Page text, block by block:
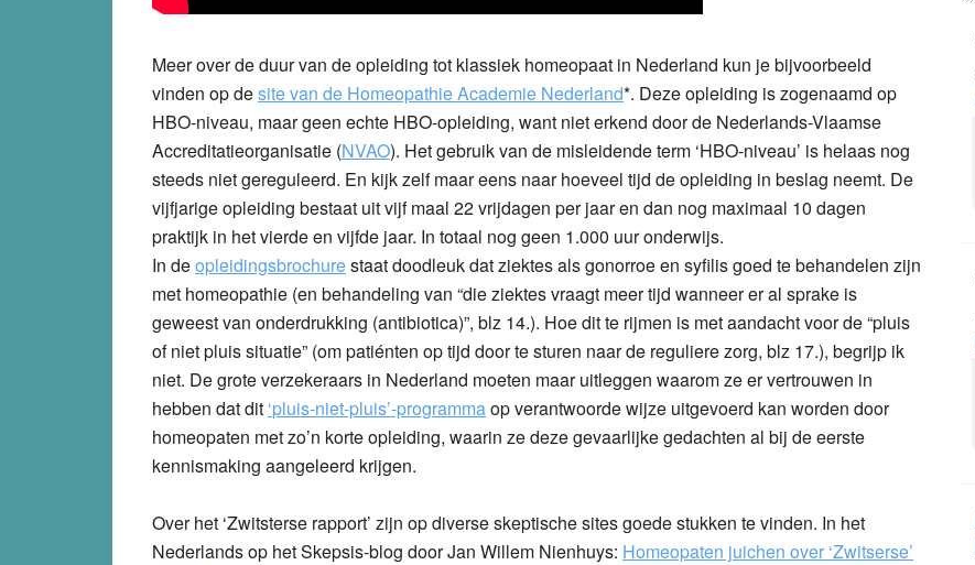
Meer over de duur van de opleiding tot klassiek homeopaat in Nederland kun je bijvoorbeeld
vinden op desite van de Homeopathie Academie Nederland*. Deze opleiding is zogenaamd op
HBO-niveau, maar geen echte HBO-opleiding, want niet erkend door de Nederlands-Vlaamse
Accreditatieorganisatie (NVAO). Het gebruik van de misleidende term ‘HBO-niveau’ is helaas nog
steeds niet gereguleerd. En kijk zelf maar eens naar hoeveel tijd de opleiding in beslag neemt. De
vijfjarige opleiding bestaat uit vijf maal 22 vrijdagen per jaar en dan nog maximaal 10 dagen
praktijk in het vierde en vijfde jaar. In totaal nog geen 1.000 uur onderwijs.
In deopleidingsbrochurestaat doodleuk dat ziektes als gonorroe en syfilis goed te behandelen zijn
met homeopathie (en behandeling van “die ziektes vraagt meer tijd wanneer er al sprake is
geweest van onderdrukking (antibiotica)”, blz 14.). Hoe dit te rijmen is met aandacht voor de “pluis
of niet pluis situatie” (om patiénten op tijd door te sturen naar de reguliere zorg, blz 17.), begrijp ik
niet. De grote verzekeraars in Nederland moeten maar uitleggen waarom ze er vertrouwen in
hebben dat dit ‘pluis-niet-pluis’-programmaop verantwoorde wijze uitgevoerd kan worden door
homeopaten met zo’n korte opleiding, waarin ze deze gevaarlijke gedachten al bij de eerste
kennismaking aangeleerd krijgen.
Over het ‘Zwitsterse rapport’ zijn op diverse skeptische sites goede stukken te vinden. In het
Nederlands op het Skepsis-blog door Jan Willem Nienhuys: Homeopaten juichen over ‘Zwitserse’